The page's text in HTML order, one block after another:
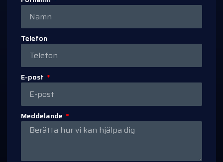
Telefon
E-post
Meddelande